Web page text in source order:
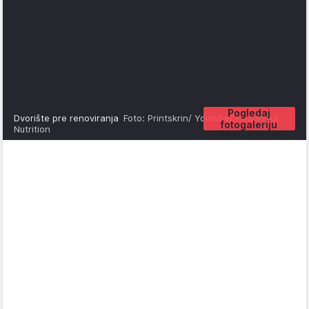
Pogledaj
fotogaleriju
Dvorište pre renoviranja Foto: Printskrin/ Youtube/ HealthNut
Nutrition